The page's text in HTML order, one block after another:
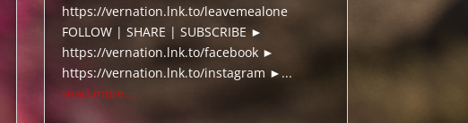
https://vernation.lnk.to/leavemealone
FOLLOW | SHARE | SUBSCRIBE ►
https://vernation.lnk.to/facebook ►
https://vernation.lnk.to/instagram ►...
read more...